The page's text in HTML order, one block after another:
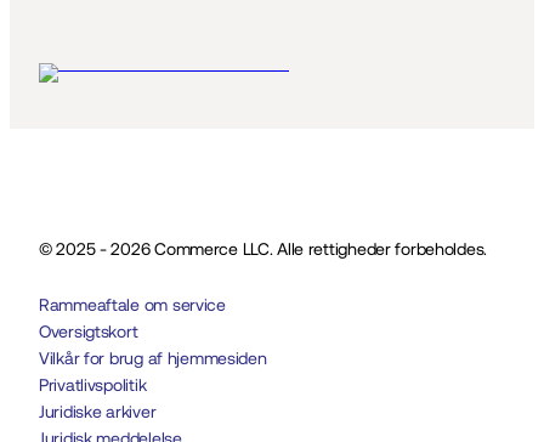
© 2025 - 2026 Commerce LLC. Alle rettigheder forbeholdes.
Rammeaftale om service
Oversigtskort
Vilkår for brug af hjemmesiden
Privatlivspolitik
Juridiske arkiver